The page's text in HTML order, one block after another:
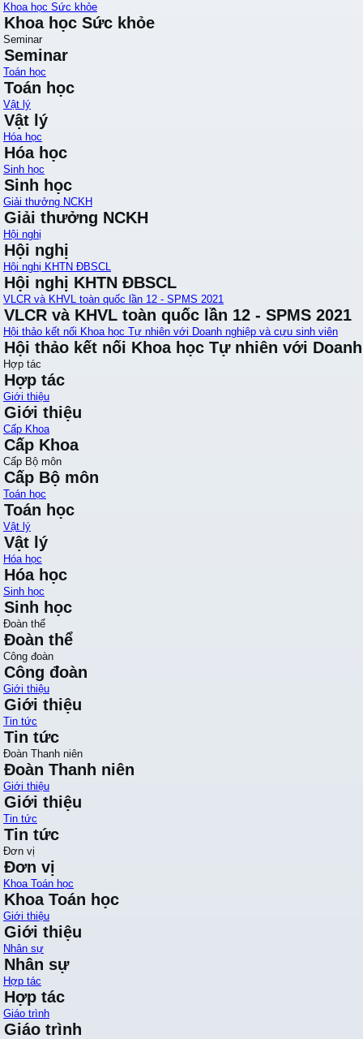
Khoa học Sức khỏe
Khoa học Sức khỏe
Seminar
Seminar
Toán học
Toán học
Vật lý
Vật lý
Hóa học
Hóa học
Sinh học
Sinh học
Giải thưởng NCKH
Giải thưởng NCKH
Hội nghị
Hội nghị
Hội nghị KHTN ĐBSCL
Hội nghị KHTN ĐBSCL
VLCR và KHVL toàn quốc lần 12 - SPMS 2021
VLCR và KHVL toàn quốc lần 12 - SPMS 2021
Hội thảo kết nối Khoa học Tự nhiên với Doanh nghiệp và cựu sinh viên
Hội thảo kết nối Khoa học Tự nhiên với
Hợp tác
Hợp tác
Giới thiệu
Giới thiệu
Cấp Khoa
Cấp Khoa
Cấp Bộ môn
Cấp Bộ môn
Toán học
Toán học
Vật lý
Vật lý
Hóa học
Hóa học
Sinh học
Sinh học
Đoàn thể
Đoàn thể
Công đoàn
Công đoàn
Giới thiệu
Giới thiệu
Tin tức
Tin tức
Đoàn Thanh niên
Đoàn Thanh niên
Giới thiệu
Giới thiệu
Tin tức
Tin tức
Đơn vị
Đơn vị
Khoa Toán học
Khoa Toán học
Giới thiệu
Giới thiệu
Nhân sự
Nhân sự
Hợp tác
Hợp tác
Giáo trình
Giáo trình